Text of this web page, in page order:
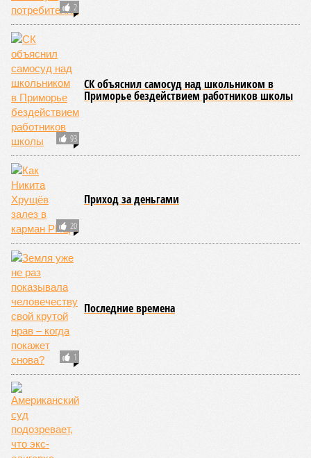
2
93
СК объяснил самосуд над школьником в
Приморье бездействием работников школы
20
Приход за деньгами
1
Последние времена